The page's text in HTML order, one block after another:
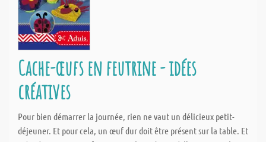
Cache-œufs en feutrine - idées
créatives
Pour bien démarrer la journée, rien ne vaut un délicieux petit-
déjeuner. Et pour cela, un œuf dur doit être présent sur la table. Et